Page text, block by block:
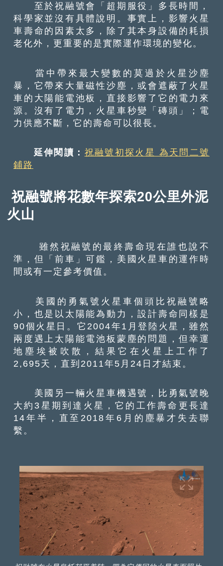
至於祝融號會「超期服役」多長時間，
科學家並沒有具體說明。事實上，影響火星
車壽命的因素太多，除了其本身設備的耗損
老化外，更重要的是實際運作環境的變化。
當中帶來最大變數的莫過於火星沙塵
暴，它帶來大量磁性沙塵，或會遮蔽了火星
車的大陽能電池板，直接影響了它的電力來
源。沒有了電力，火星車秒變「磚頭」；電
力供應不斷，它的壽命可以很長。
延伸閱讀： 祝融號初探火星 為天問二號
鋪路
祝融號將花數年探索20公里外泥
火山
雖然祝融號的最終壽命現在誰也說不
準，但「前車」可鑑，美國火星車的運作時
間或有一定參考價值。
美國的勇氣號火星車個頭比祝融號略
小，也是以太陽能為動力，設計壽命同樣是
90個火星日。它2004年1月登陸火星，雖然
兩度遇上太陽能電池板蒙塵的問題，但幸運
地塵埃被吹散，結果它在火星上工作了
2,695天，直到2011年5月24日才結束。
美國另一輛火星車機遇號，比勇氣號晚
大約3星期到達火星，它的工作壽命更長達
14年半，直至2018年6月的塵暴才失去聯
繫。